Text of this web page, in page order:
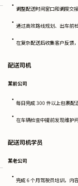
• 调整配送时间窗口和调度交
• 通过高效路线规划、出车前
• 在复杂配送后收集客户反馈
配送司机
某前公司
• 每日完成 300 件以上包裹配
• 在车辆检查中提前发现维护
配送司机学员
某老公司
• 完成 6 个月驾驶员培训，内